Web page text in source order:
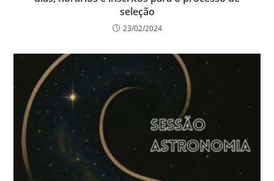
seleção
23/02/2024